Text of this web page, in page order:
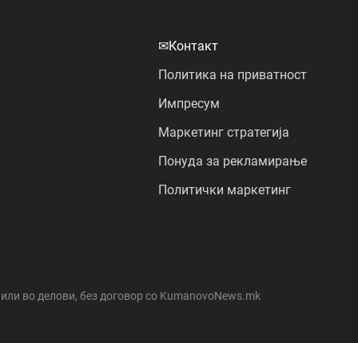
✉Контакт
Политика на приватност
Импресум
Маркетинг стратегија
Понуда за рекламирање
Политички маркетинг
во делови, без договор со KumanovoNews.mk